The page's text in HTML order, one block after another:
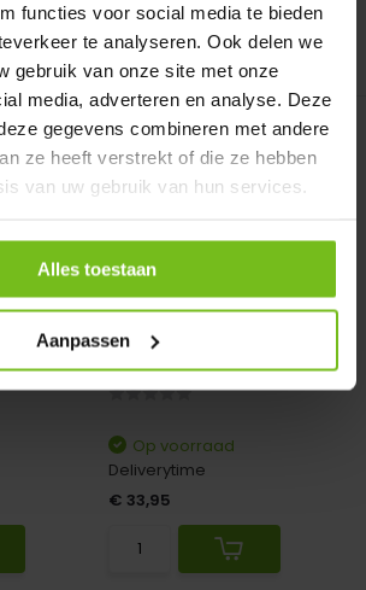
functies voor social media te bieden
te analyseren. Ook delen we
gebruik van onze site met onze
media, adverteren en analyse. Deze
gegevens combineren met andere
ze heeft verstrekt of die ze hebben
van uw gebruik van hun services.
Alles toestaan
Aanpassen
Vergelijk
extra
bidons
Bidon rek met 10 zwarte
bidons
Op voorraad
Deliverytime
€ 33,95